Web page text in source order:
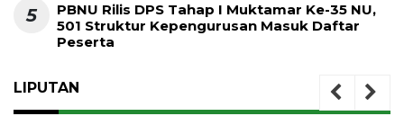
5
PBNU Rilis DPS Tahap I Muktamar Ke-35 NU,
501 Struktur Kepengurusan Masuk Daftar
Peserta
LIPUTAN